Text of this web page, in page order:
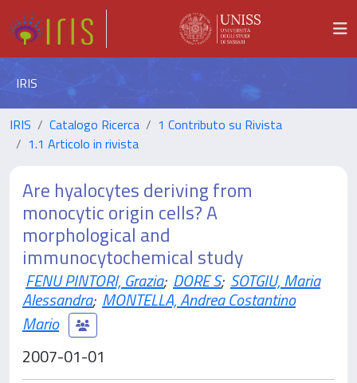
IRIS
IRIS Catalogo Ricerca
1 Contributo su Rivista
1.1 Articolo in rivista
Are hyalocytes deriving from
monocytic origin cells? A
morphological and
immunocytochemical study
FENU PINTORI, Grazia; DORE S; SOTGIU, Maria
Alessandra; MONTELLA, Andrea Costantino
Mario
2007-01-01